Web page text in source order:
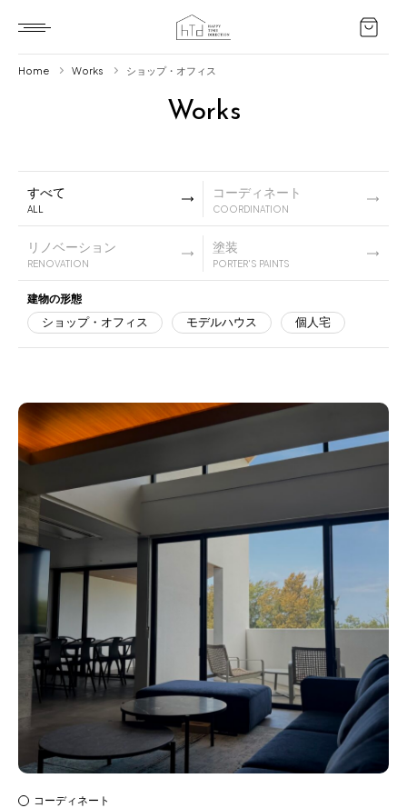
Works
Item
Brand
News
Blog
About us
for Business
Recruit
Contact
フラッグシップストア
0965-52-0323
096-274-8175
Arv
0965-45-9282
Works
Home Works ショップ・オフィス
すべて
ALL
コーディネート
COORDINATION
リノベーション
RENOVATION
塗装
PORTER'S PAINTS
建物の形態
ショップ・オフィス モデルハウス 個人宅
コーディネート